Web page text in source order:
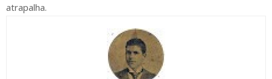
atrapalha.